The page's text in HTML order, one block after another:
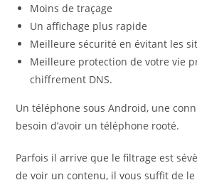
Moins de traçage
Un affichage plus rapide
Meilleure sécurité en évitant les
Meilleure protection de votre vie
chiffrement DNS.
Un téléphone sous Android, une
besoin d’avoir un téléphone rooté.
Parfois il arrive que le filtrage est
de voir un contenu, il vous suffit de